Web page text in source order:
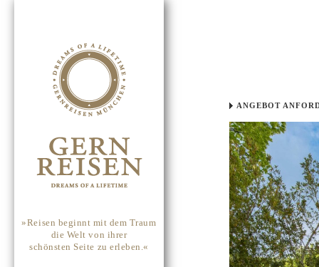
»Reisen beginnt mit dem Traum
die Welt von ihrer
schönsten Seite zu erleben.«
ANGEBOT